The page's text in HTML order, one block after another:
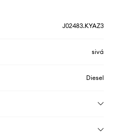
J02483.KYAZ3
sivá
Diesel